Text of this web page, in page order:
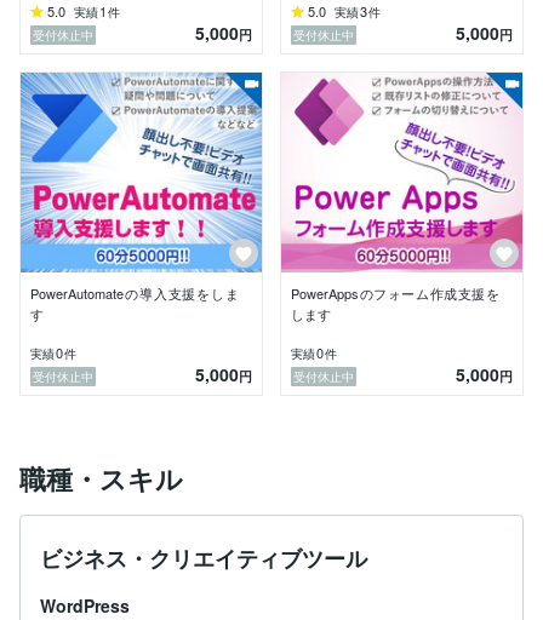
5.0 実績1 件
受付休止中
5,000円
5.0 実績3件
受付休止中
5,000円
PowerAutomateの導入支援をしま
す
実績0件
受付休止中
5,000円
PowerAppsのフォーム作成支援を
します
実績0件
受付休止中
5,000円
職種・スキル
ビジネス・クリエイティブツール
WordPress